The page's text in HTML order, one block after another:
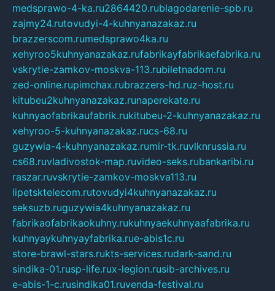
medsprawo-4-ka.ru2864420.rublagodarenie-spb.ru
zajmy24.rutovudyi-4-kuhnyanazakaz.ru
brazzerscom.rumedsprawo4ka.ru
xehyroo5kuhnyanazakaz.rufabrikayfabrikaefabrika.ru
vskrytie-zamkov-moskva-113.rubiletnadom.ru
zed-online.rupimchax.rubrazzers-hd.ruz-host.ru
kitubeu2kuhnyanazakaz.runaperekate.ru
kuhnyaofabrikaufabrik.rukitubeu-2-kuhnyanazakaz.ru
xehyroo-5-kuhnyanazakaz.rucs-68.ru
guzywia-4-kuhnyanazakaz.rumir-tk.ruvlknrussia.ru
cs68.ruvladivostok-map.ruvideo-seks.rubankaribi.ru
raszar.ruvskrytie-zamkov-moskva113.ru
lipetsktelecom.rutovudyi4kuhnyanazakaz.ru
seksuzb.ruguzywia4kuhnyanazakaz.ru
fabrikaofabrikaokuhny.rukuhnyaekuhnyaafabrika.ru
kuhnyaykuhnyayfabrika.rue-abis1c.ru
store-brawl-stars.rukts-services.rudark-sand.ru
sindika-01.rusp-life.rux-legion.rusib-archives.ru
e-abis-1-c.rusindika01.ruvenda-festival.ru